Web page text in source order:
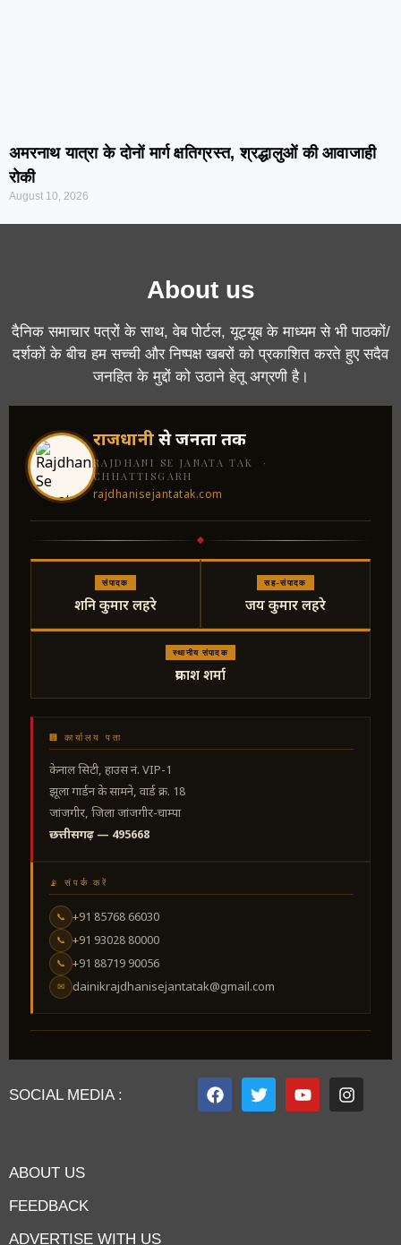
अमरनाथ यात्रा के दोनों मार्ग क्षतिग्रस्त, श्रद्धालुओं की आवाजाही
रोकी
August 10, 2026
About us
दैनिक समाचार पत्रों के साथ, वेब पोर्टल, यूट्यूब के माध्यम से भी पाठकों/
दर्शकों के बीच हम सच्ची और निष्पक्ष खबरों को प्रकाशित करते हुए सदैव
जनहित के मुद्दों को उठाने हेतू अग्रणी है।
राजधानीसे जनता तक
RAJDHANI SE JANATA TAK ·
CHHATTISGARH
rajdhanisejantatak.com
संपादक
शनि कुमार लहरे
सह-संपादक
जय कुमार लहरे
स्थानीय संपादक
प्रकाश शर्मा
🏢 कार्यालय पता
केनाल सिटी, हाउस नं. VIP-1
झूला गार्डन के सामने, वार्ड क्र. 18
जांजगीर, जिला जांजगीर-चाम्पा
छत्तीसगढ़ — 495668
📡 संपर्क करें
📞 +91 85768 66030
📞 +91 93028 80000
📞 +91 88719 90056
✉ dainikrajdhanisejantatak@gmail.com
SOCIAL MEDIA :
ABOUT US
FEEDBACK
ADVERTISE WITH US